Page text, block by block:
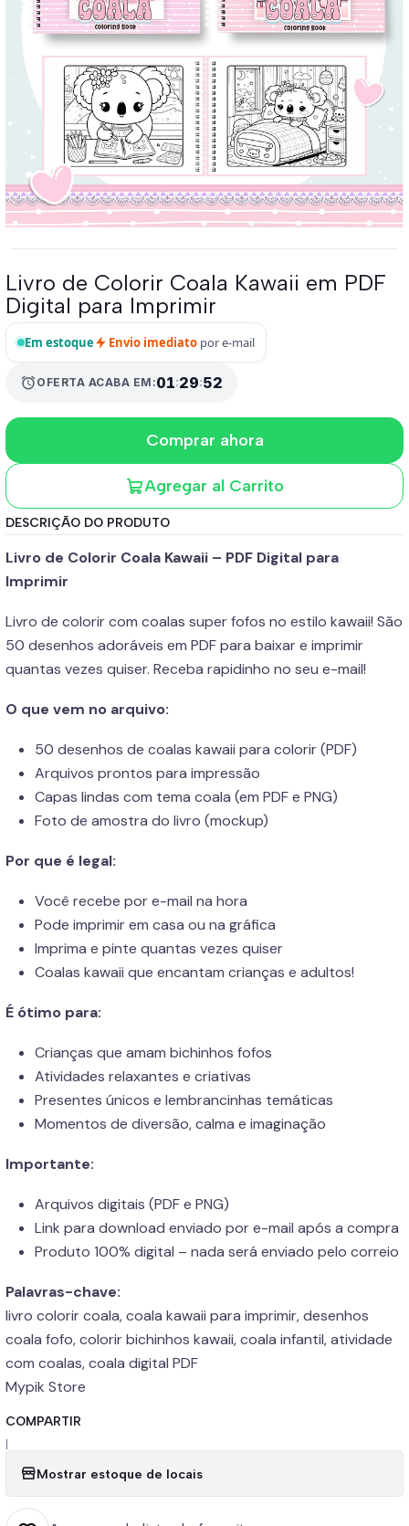
Livro de Colorir Coala Kawaii em PDF
Digital para Imprimir
Em estoque Envio imediato por e-mail
alarmOFERTA ACABA EM:01:29:52
Agregar al Carrito
Comprar ahora
DESCRIÇÃO DO PRODUTO
Livro de Colorir Coala Kawaii – PDF Digital para
Imprimir
Livro de colorir com coalas super fofos no estilo kawaii! São
50 desenhos adoráveis em PDF para baixar e imprimir
quantas vezes quiser. Receba rapidinho no seu e-mail!
O que vem no arquivo:
50 desenhos de coalas kawaii para colorir (PDF)
Arquivos prontos para impressão
Capas lindas com tema coala (em PDF e PNG)
Foto de amostra do livro (mockup)
Por que é legal:
Você recebe por e-mail na hora
Pode imprimir em casa ou na gráfica
Imprima e pinte quantas vezes quiser
Coalas kawaii que encantam crianças e adultos!
É ótimo para:
Crianças que amam bichinhos fofos
Atividades relaxantes e criativas
Presentes únicos e lembrancinhas temáticas
Momentos de diversão, calma e imaginação
Importante:
Arquivos digitais (PDF e PNG)
Link para download enviado por e-mail após a compra
Produto 100% digital – nada será enviado pelo correio
Palavras-chave:
livro colorir coala, coala kawaii para imprimir, desenhos
coala fofo, colorir bichinhos kawaii, coala infantil, atividade
com coalas, coala digital PDF
Mypik Store
COMPARTIR
|
Mostrar estoque de locais